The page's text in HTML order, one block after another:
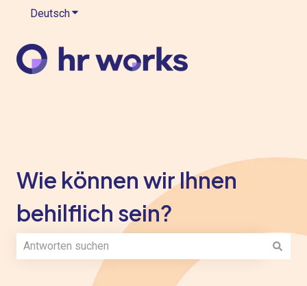
DeutschUntermenü für Übersetzungen anzeigen
Wie können wir Ihnen
behilflich sein?
Es gibt keine Vorschläge, da das Suchfeld leer ist.